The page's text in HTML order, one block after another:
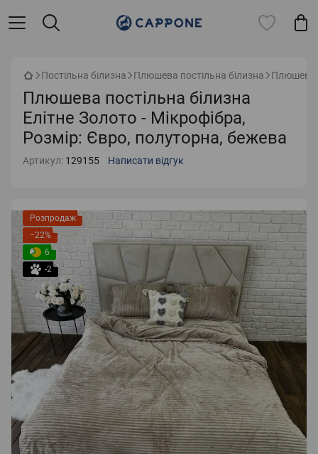
Постільна білизна Плюшева постільна білизна Плюшева
Плюшева постільна білизна
Елітне Золото - Мікрофібра,
Розмір: Євро, полуторна, бежева
Артикул: 129155 Написати відгук
Розпродаж
−22%
6
-2